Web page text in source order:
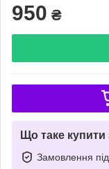
950 ₴
Що таке
Замовлення